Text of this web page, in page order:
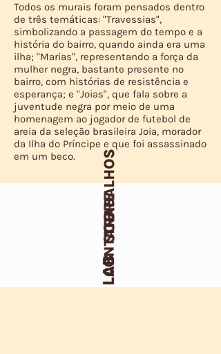
Todos os murais foram pensados dentro
de três temáticas: "Travessias",
simbolizando a passagem do tempo e a
história do bairro, quando ainda era uma
ilha; "Marias", representando a força da
mulher negra, bastante presente no
bairro, com histórias de resistência e
esperança; e "Joias", que fala sobre a
juventude negra por meio de uma
homenagem ao jogador de futebol de
areia da seleção brasileira Joia, morador
da Ilha do Príncipe e que foi assassinado
em um beco.